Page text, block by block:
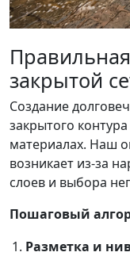
закрытой
Создание
закрытого
материалах. Наш
возникает из-за
слоев и выбора
Пошаговый
Разметка и